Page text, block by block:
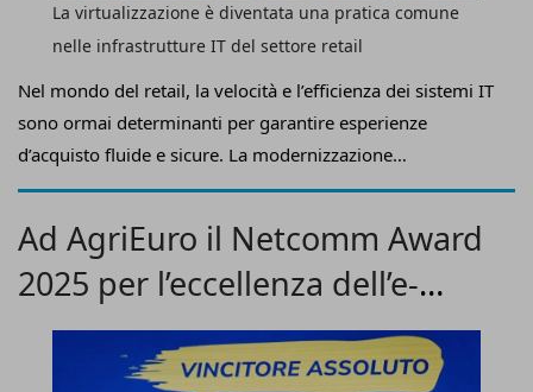
Nel mondo del retail, la velocità e l’efficienza dei sistemi IT
sono ormai determinanti per garantire esperienze
d’acquisto fluide e sicure. La modernizzazione
dell’infrastruttura tecnologica passa oggi da un uso
permettono di rendere i processi più agili, scalabili e
protetti. Bruce Kornfeld, chief product officer di
tecnologie consentono ai retailer di innovare senza
interrompere le operazioni quotidiane.
La virtualizzazione è diventata una pratica comune
nelle infrastrutture IT del settore retail
Ad AgriEuro il Netcomm Award
2025 per l’eccellenza dell’e-
commerce